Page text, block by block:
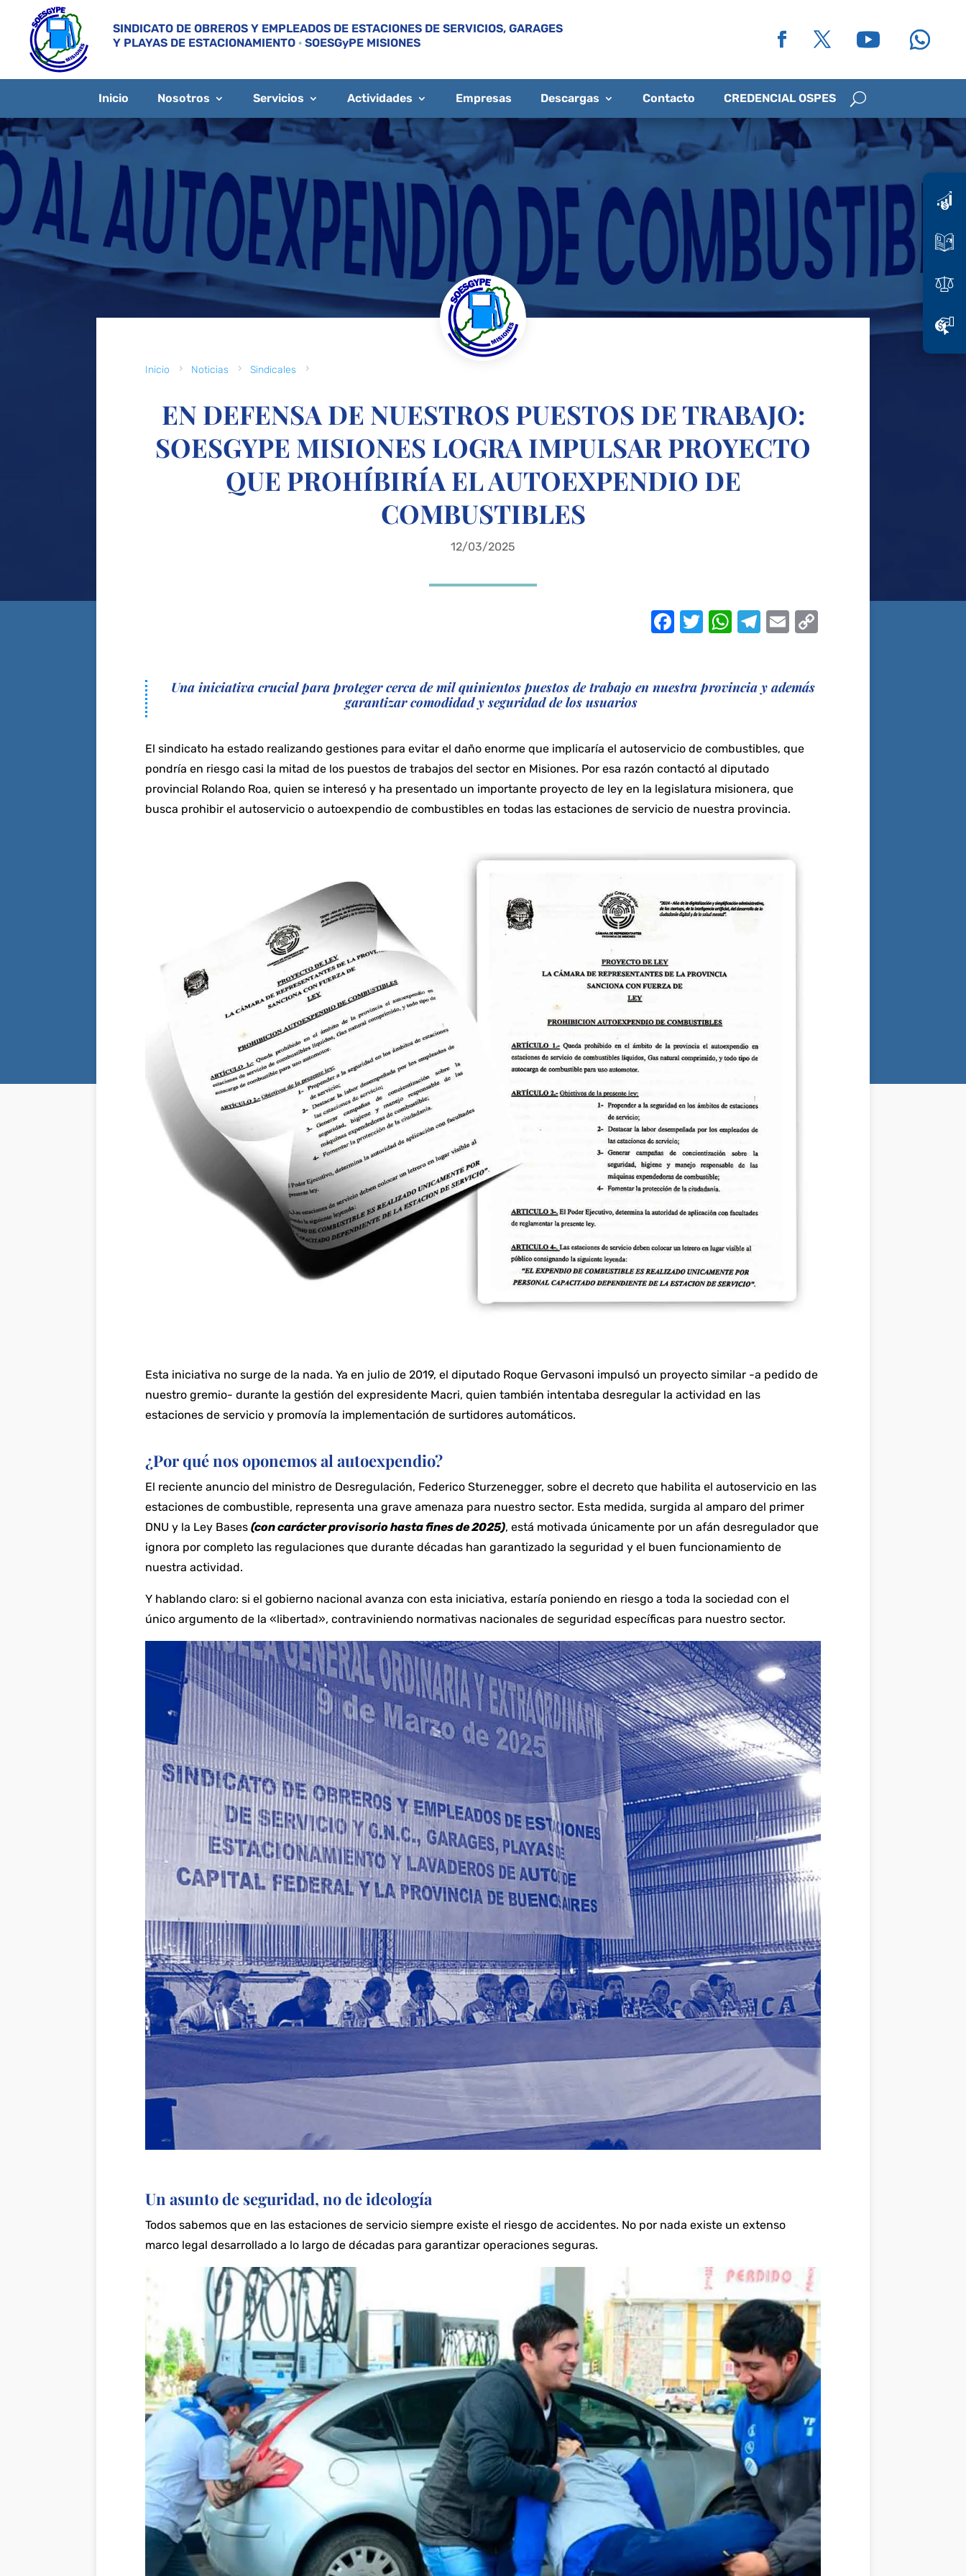
SINDICATO DE OBREROS Y EMPLEADOS DE ESTACIONES DE SERVICIOS, GARAGES
Y PLAYAS DE ESTACIONAMIENTO· SOESGyPE MISIONES
Inicio Nosotros Servicios Actividades Empresas Descargas Contacto CREDENCIAL OSPES
Inicio 5 Noticias 5 Sindicales 5
EN DEFENSA DE NUESTROS PUESTOS DE TRABAJO:
SOESGYPE MISIONES LOGRA IMPULSAR PROYECTO
QUE PROHÍBIRÍA EL AUTOEXPENDIO DE
COMBUSTIBLES
12/03/2025
F
e
o
o
k
T
te
W
s
p
p
T
gr
m
E
l
Una iniciativa crucial para proteger cerca de mil quinientos puestos de trabajo en nuestra provincia y además
garantizar comodidad y seguridad de los usuarios
El sindicato ha estado realizando gestiones para evitar el daño enorme que implicaría el autoservicio de combustibles, que
pondría en riesgo casi la mitad de los puestos de trabajos del sector en Misiones. Por esa razón contactó al diputado
provincial Rolando Roa, quien se interesó y ha presentado un importante proyecto de ley en la legislatura misionera, que
busca prohibir el autoservicio o autoexpendio de combustibles en todas las estaciones de servicio de nuestra provincia.
Esta iniciativa no surge de la nada. Ya en julio de 2019, el diputado Roque Gervasoni impulsó un proyecto similar -a pedido de
nuestro gremio- durante la gestión del expresidente Macri, quien también intentaba desregular la actividad en las
estaciones de servicio y promovía la implementación de surtidores automáticos.
¿Por qué nos oponemos al autoexpendio?
El reciente anuncio del ministro de Desregulación, Federico Sturzenegger, sobre el decreto que habilita el autoservicio en las
estaciones de combustible, representa una grave amenaza para nuestro sector. Esta medida, surgida al amparo del primer
DNU y la Ley Bases (con carácter provisorio hasta fines de 2025), está motivada únicamente por un afán desregulador que
ignora por completo las regulaciones que durante décadas han garantizado la seguridad y el buen funcionamiento de
nuestra actividad.
Y hablando claro: si el gobierno nacional avanza con esta iniciativa, estaría poniendo en riesgo a toda la sociedad con el
único argumento de la «libertad», contraviniendo normativas nacionales de seguridad específicas para nuestro sector.
Un asunto de seguridad, no de ideología
Todos sabemos que en las estaciones de servicio siempre existe el riesgo de accidentes. No por nada existe un extenso
marco legal desarrollado a lo largo de décadas para garantizar operaciones seguras.